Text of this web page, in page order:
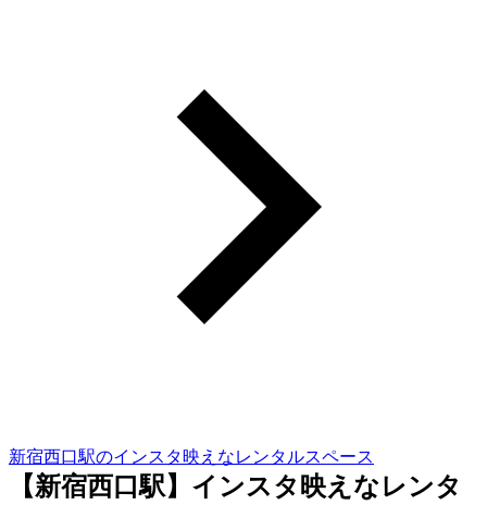
新宿西口駅のインスタ映えなレンタルスペース
【新宿西口駅】インスタ映えなレンタ